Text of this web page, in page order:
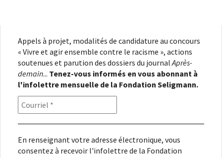
Appels à projet, modalités de candidature au concours
« Vivre et agir ensemble contre le racisme », actions
soutenues et parution des dossiers du journalAprès-
demain... Tenez-vous informés en vous abonnant à
l'infolettre mensuelle de la Fondation Seligmann.
En renseignant votre adresse électronique, vous
consentez à recevoir l'infolettre de la Fondation